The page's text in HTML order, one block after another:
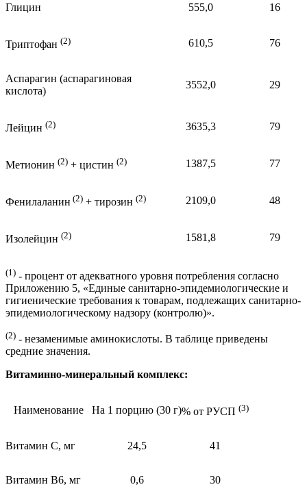
Глицин 555,0 16
Триптофан (2) 610,5 76
Аспарагин (аспарагиновая
кислота)
3552,0 29
Лейцин (2) 3635,3 79
Метионин (2) + цистин (2) 1387,5 77
Фенилаланин (2) + тирозин (2) 2109,0 48
Изолейцин (2) 1581,8 79
(1) - процент от адекватного уровня потребления согласно
Приложению 5, «Единые санитарно-эпидемиологические и
гигиенические требования к товарам, подлежащих санитарно-
эпидемиологическому надзору (контролю)».
(2) - незаменимые аминокислоты. В таблице приведены
средние значения.
Витаминно-минеральный комплекс:
Наименование На 1 порцию (30 г)% от РУСП (3)
Витамин С, мг 24,5 41
Витамин В6, мг 0,6 30